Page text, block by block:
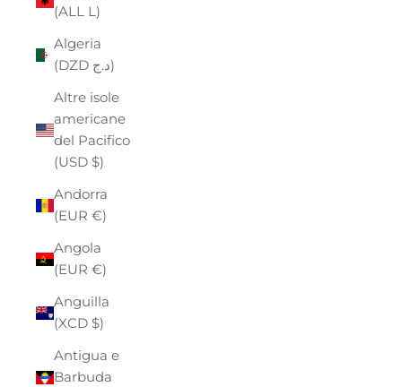
(ALL L)
Algeria
(DZD د.ج)
Altre isole
americane
del Pacifico
(USD $)
Andorra
(EUR €)
Angola
(EUR €)
Anguilla
(XCD $)
Antigua e
Barbuda